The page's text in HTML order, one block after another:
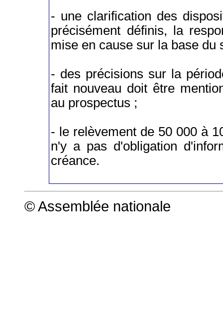
- une clarification des
précisément définis, la
mise en cause sur la base du
- des précisions sur la
fait nouveau doit être
au prospectus ;
- le relèvement de 50 000 à
n'y a pas d'obligation
créance.
© Assemblée nationale